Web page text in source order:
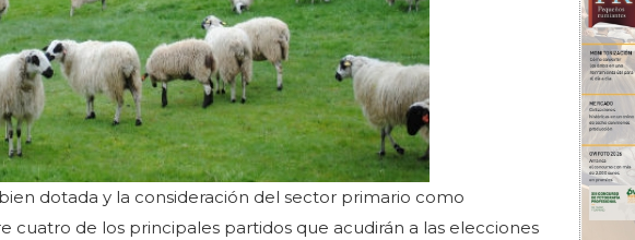
dotada y la consideración del sector primario como
cuatro de los principales partidos que acudirán a las elecciones